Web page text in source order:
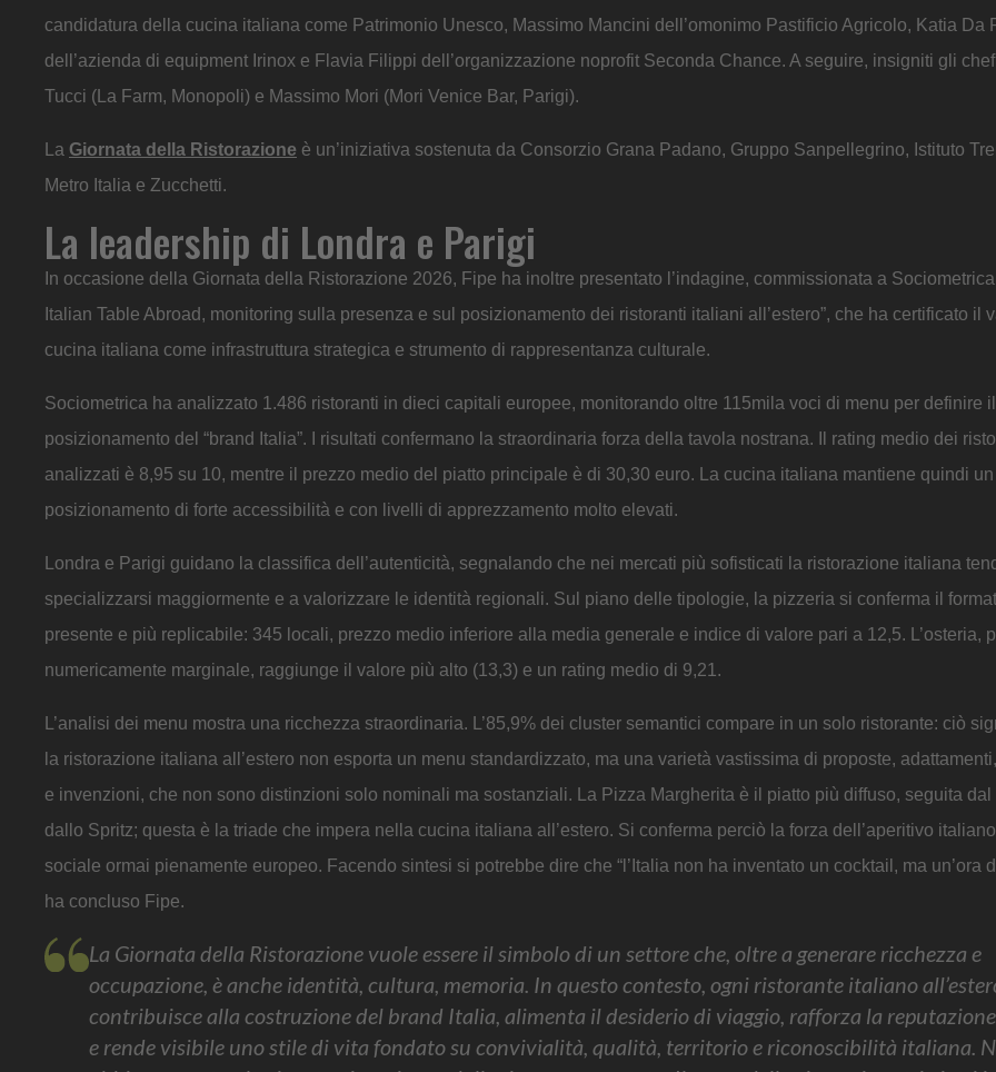
candidatura della cucina italiana come Patrimonio Unesco, Massimo Mancini dell’omonimo Pastificio Agricolo, Katia Da
dell’azienda di equipment Irinox e Flavia Filippi dell’organizzazione noprofit Seconda Chance. A seguire, insigniti gli
Tucci (La Farm, Monopoli) e Massimo Mori (Mori Venice Bar, Parigi).
La Giornata della Ristorazione è un’iniziativa sostenuta da Consorzio Grana Padano, Gruppo Sanpellegrino, Istituto
Metro Italia e Zucchetti.
La leadership di Londra e Parigi
In occasione della Giornata della Ristorazione 2026, Fipe ha inoltre presentato l’indagine, commissionata a
Italian Table Abroad, monitoring sulla presenza e sul posizionamento dei ristoranti italiani all’estero”, che ha certificato il
cucina italiana come infrastruttura strategica e strumento di rappresentanza culturale.
Sociometrica ha analizzato 1.486 ristoranti in dieci capitali europee, monitorando oltre 115mila voci di menu per definire il
posizionamento del “brand Italia”. I risultati confermano la straordinaria forza della tavola nostrana. Il rating medio dei
analizzati è 8,95 su 10, mentre il prezzo medio del piatto principale è di 30,30 euro. La cucina italiana mantiene quindi un
posizionamento di forte accessibilità e con livelli di apprezzamento molto elevati.
Londra e Parigi guidano la classifica dell’autenticità, segnalando che nei mercati più sofisticati la ristorazione italiana
specializzarsi maggiormente e a valorizzare le identità regionali. Sul piano delle tipologie, la pizzeria si conferma il
presente e più replicabile: 345 locali, prezzo medio inferiore alla media generale e indice di valore pari a 12,5. L’osteria,
numericamente marginale, raggiunge il valore più alto (13,3) e un rating medio di 9,21.
L’analisi dei menu mostra una ricchezza straordinaria. L’85,9% dei cluster semantici compare in un solo ristorante: ciò
la ristorazione italiana all’estero non esporta un menu standardizzato, ma una varietà vastissima di proposte,
e invenzioni, che non sono distinzioni solo nominali ma sostanziali. La Pizza Margherita è il piatto più diffuso, seguita dal
dallo Spritz; questa è la triade che impera nella cucina italiana all’estero. Si conferma perciò la forza dell’aperitivo
sociale ormai pienamente europeo. Facendo sintesi si potrebbe dire che “l’Italia non ha inventato un cocktail, ma un’ora
ha concluso Fipe.
La Giornata della Ristorazione vuole essere il simbolo di un settore che, oltre a generare ricchezza e
occupazione, è anche identità, cultura, memoria. In questo contesto, ogni ristorante italiano
contribuisce alla costruzione del brand Italia, alimenta il desiderio di viaggio, rafforza la reputazione
e rende visibile uno stile di vita fondato su convivialità, qualità, territorio e riconoscibilità italiana.